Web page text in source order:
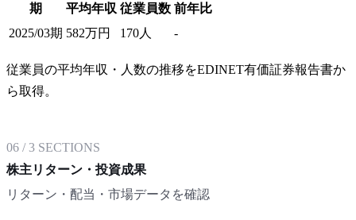
期
平均年収 従業員数 前年比
2025/03期 582万円 170人 -
従業員の平均年収・人数の推移をEDINET有価証券報告書か
ら取得。
06 /3 SECTIONS
株主リターン・投資成果
リターン・配当・市場データを確認